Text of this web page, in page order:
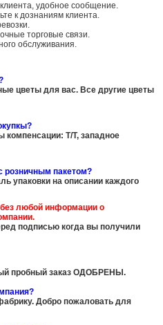
удобное сообщение.
к дознаниям клиента.
торговые связи.
обслуживания.
цветы для вас. Все другие цветы
T/T, западное
розничным пакетом?
упаковки на описании каждого
без любой информации о
подписью когда вы получили
пробный заказ ОДОБРЕНЫ.
Добро пожаловать для